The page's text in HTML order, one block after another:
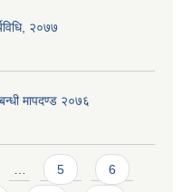
२०७७
मापदण्ड २०७६
5 6